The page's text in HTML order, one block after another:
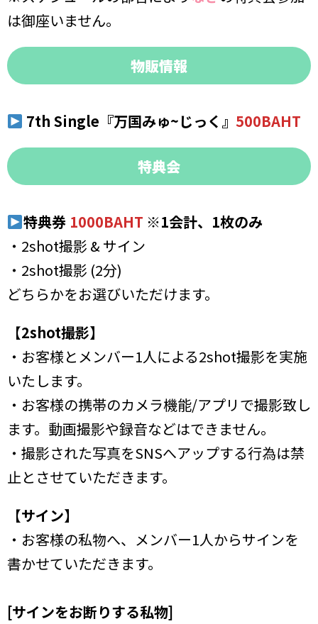
は御座いません。
物販情報
7th Single『万国みゅ~じっく』 500BAHT
特典会
特典券 1000BAHT ※1会計、1枚のみ
・2shot撮影 & サイン
・2shot撮影 (2分)
どちらかをお選びいただけます。
【2shot撮影】
・お客様とメンバー1人による2shot撮影を実施
いたします。
・お客様の携帯のカメラ機能/アプリで撮影致し
ます。動画撮影や録音などはできません。
・撮影された写真をSNSへアップする行為は禁
止とさせていただきます。
【サイン】
・お客様の私物へ、メンバー1人からサインを
書かせていただきます。
[サインをお断りする私物]